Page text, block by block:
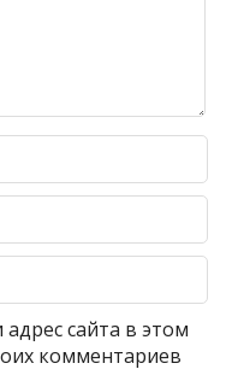
сайта в этом
комментариев